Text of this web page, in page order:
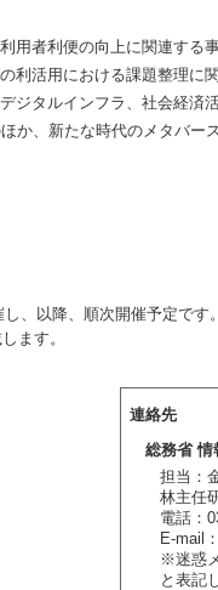
利用者利便の向上に関連す
の利活用における課題整理
デジタルインフラ、社会経
か、新たな時代のメタバー
、以降、順次開催予定です。
ます。
連絡先
総務省 情
担当：
林主任
電話：
E-mail
※迷惑
と表記